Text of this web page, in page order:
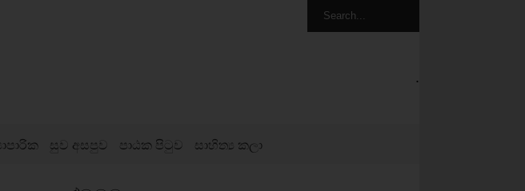
.
සුව අසපුව පාඨක පිටුව සාහිත්‍ය කලා